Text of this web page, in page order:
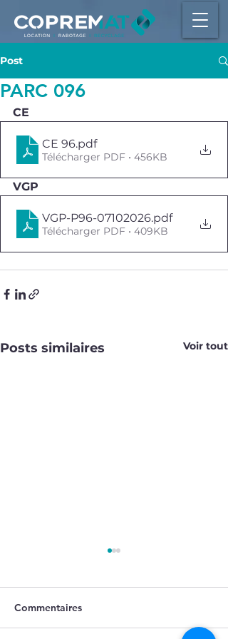
Post
PARC 096
CE
CE 96.pdf
Télécharger PDF • 456KB
VGP
VGP-P96-07102026.pdf
Télécharger PDF • 409KB
Posts similaires Voir tout
VGP CE
Commentaires